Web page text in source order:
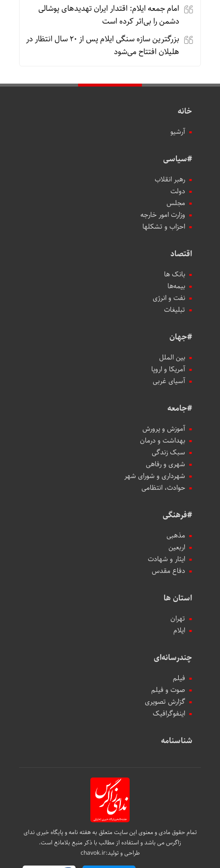
امام جمعه ایلام: اقتدار ایران تهدیدهای پوشالی
دشمن را بی‌اثر کرده است
بزرگترین سازه سنگی ایلام پس از ۲۰ سال انتظار در
هلیلان افتتاح می‌شود
خانه
آرشیو
#سیاسی
رهبر انقلاب
دولت
مجلس
وزارت امور خارجه
احزاب و تشکلها
اقتصاد
بانک ها
بیمه‌ها
نفت و انرژی
تبلیغات
#جهان
بین الملل
آمریکا و اروپا
آسیای غربی
#جامعه
آموزش و پرورش
بهداشت و درمان
سبک زندگی
شهری و رفاهی
شهرداری و شورای شهر
حوادث، انتظامی
#فرهنگی
مذهبی
اربعین
ایثار و شهادت
دفاع مقدس
استان ها
تهران
ایلام
چندرسانه‌ای
فیلم
صوت و فیلم
گزارش تصویری
اینفوگرافیک
شناسنامه
تمام حقوق مادی و معنوی این سایت متعلق به هفته نامه و پایگاه خبری ندای
زاگرس می باشد و استفاده از مطالب با ذکر منبع بلامانع است.
طراحی و تولید:chavok.ir